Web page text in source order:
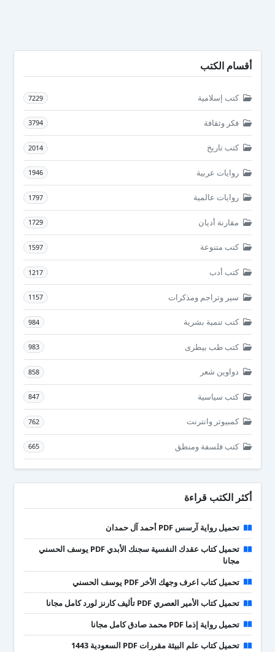
أقسام الكتب
كتب إسلامية 7229
فكر وثقافة 3794
كتب تاريخ 2014
روايات عربية 1946
روايات عالمية 1797
مقارنة أديان 1729
كتب متنوعة 1597
كتب أدب 1217
سير وتراجم ومذكرات 1157
كتب تنمية بشرية 984
كتب طب بيطرى 983
دواوين شعر 858
كتب سياسية 847
كمبيوتر وانترنت 762
كتب فلسفة ومنطق 665
أكثر الكتب قراءة
تحميل رواية آرسس PDF أحمد آل حمدان
تحميل كتاب عقدك النفسية سجنك الأبدي PDF يوسف الحسني
مجانا
تحميل كتاب اعرف وجهك الأخر PDF يوسف الحسني
تحميل كتاب الأمير العصري PDF تأليف كارنز لورد كامل مجانا
تحميل رواية إذما PDF محمد صادق كامل مجانا
تحميل كتاب علم البيئة مقررات PDF السعودية 1443